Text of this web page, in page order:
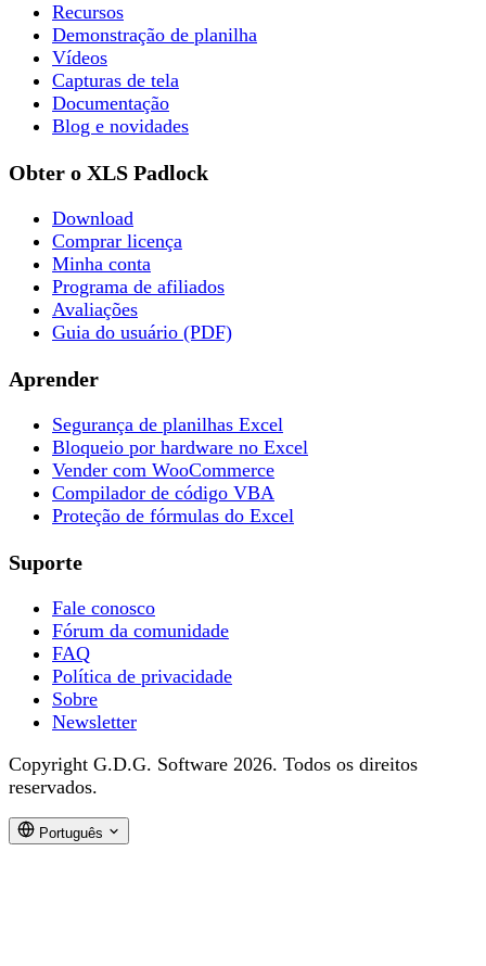
Recursos
Demonstração de planilha
Vídeos
Capturas de tela
Documentação
Blog e novidades
Obter o XLS Padlock
Download
Comprar licença
Minha conta
Programa de afiliados
Avaliações
Guia do usuário (PDF)
Aprender
Segurança de planilhas Excel
Bloqueio por hardware no Excel
Vender com WooCommerce
Compilador de código VBA
Proteção de fórmulas do Excel
Suporte
Fale conosco
Fórum da comunidade
FAQ
Política de privacidade
Sobre
Newsletter
Copyright G.D.G. Software 2026. Todos os direitos
reservados.
Português